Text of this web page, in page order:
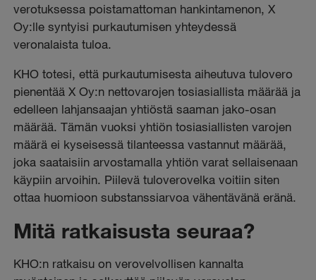
verotuksessa poistamattoman hankintamenon, X
Oy:lle syntyisi purkautumisen yhteydessä
veronalaista tuloa.
KHO totesi, että purkautumisesta aiheutuva tulovero
pienentää X Oy:n nettovarojen tosiasiallista määrää ja
edelleen lahjansaajan yhtiöstä saaman jako-osan
määrää. Tämän vuoksi yhtiön tosiasiallisten varojen
määrä ei kyseisessä tilanteessa vastannut määrää,
joka saataisiin arvostamalla yhtiön varat sellaisenaan
käypiin arvoihin. Piilevä tuloverovelka voitiin siten
ottaa huomioon substanssiarvoa vähentävänä eränä.
Mitä ratkaisusta seuraa?
KHO:n ratkaisu on verovelvollisen kannalta